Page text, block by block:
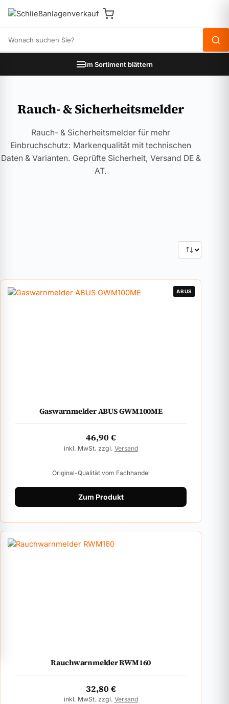
Im Sortiment blättern
Rauch- & Sicherheitsmelder
Rauch- & Sicherheitsmelder für mehr
Einbruchschutz: Markenqualität mit technischen
Daten & Varianten. Geprüfte Sicherheit, Versand DE &
AT.
ABUS
Gaswarnmelder ABUS GWM100ME
46,90€
inkl. MwSt. zzgl. Versand
Original-Qualität vom Fachhandel
Zum Produkt
Rauchwarnmelder RWM160
32,80€
inkl. MwSt. zzgl. Versand